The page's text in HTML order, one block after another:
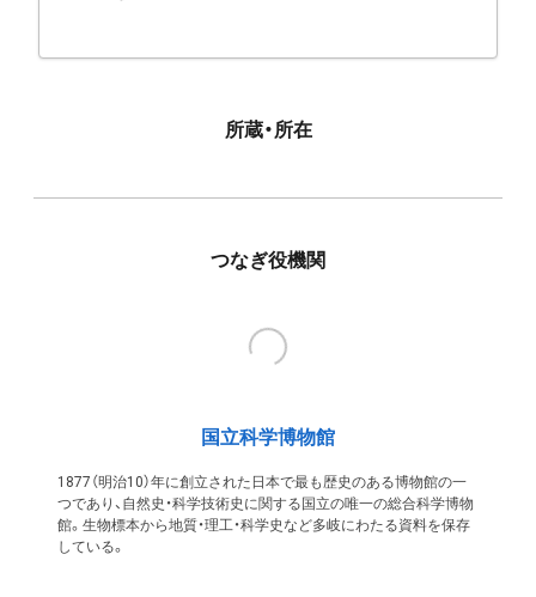
所蔵・所在
つなぎ役機関
国立科学博物館
1877（明治10）年に創立された日本で最も歴史のある博物館の一
つであり、自然史・科学技術史に関する国立の唯一の総合科学博物
館。生物標本から地質・理工・科学史など多岐にわたる資料を保存
している。